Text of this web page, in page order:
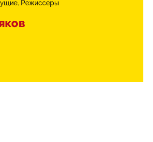
Режиссеры